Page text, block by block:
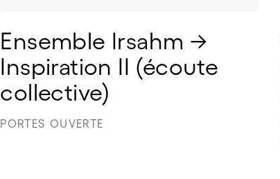
Ensemble Irsahm →
Inspiration II (écoute
collective)
PORTES OUVERTE